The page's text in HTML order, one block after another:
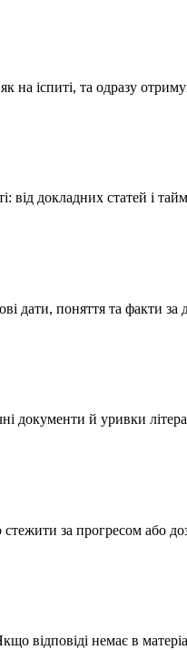
на іспиті, та одразу
від докладних статей і
дати, поняття та факти за
документи й уривки
стежити за прогресом або
відповіді немає в